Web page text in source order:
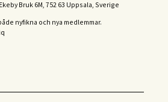
Bruk 6M, 752 63 Uppsala, Sverige
nyfikna och nya medlemmar.